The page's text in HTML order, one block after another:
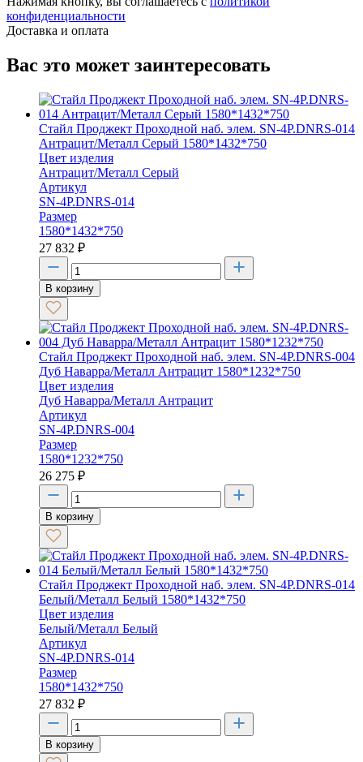
конфиденциальности
Доставка и оплата
Вас это может заинтересовать
Стайл Проджект Проходной наб. элем. SN-4P.DNRS-014
Антрацит/Металл Серый 1580*1432*750
Цвет изделия
Антрацит/Металл Серый
Артикул
SN-4P.DNRS-014
Размер
1580*1432*750
27 832 ₽
В корзину
Стайл Проджект Проходной наб. элем. SN-4P.DNRS-004
Дуб Наварра/Металл Антрацит 1580*1232*750
Цвет изделия
Дуб Наварра/Металл Антрацит
Артикул
SN-4P.DNRS-004
Размер
1580*1232*750
26 275 ₽
В корзину
Стайл Проджект Проходной наб. элем. SN-4P.DNRS-014
Белый/Металл Белый 1580*1432*750
Цвет изделия
Белый/Металл Белый
Артикул
SN-4P.DNRS-014
Размер
1580*1432*750
27 832 ₽
В корзину